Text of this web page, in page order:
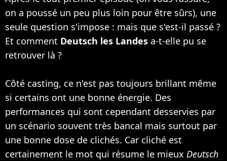
on a poussé un peu plus loin pour être sûrs), une
seule question s'impose : mais que s'est-il passé ?
Et comment Deutsch les Landes a-t-elle pu se
retrouver là ?
Côté casting, ce n'est pas toujours brillant même
si certains ont une bonne énergie. Des
performances qui sont cependant desservies par
un scénario souvent très bancal mais surtout par
une bonne dose de clichés. Car cliché est
certainement le mot qui résume le mieux Deutsch